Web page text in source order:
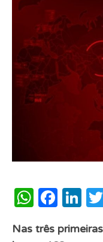
Nas três